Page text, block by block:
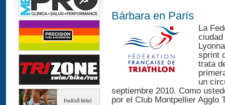
Bárbara en París
La
sprint
trata
un
septiembre 2010. Como
por el Club Montpellier Agglo